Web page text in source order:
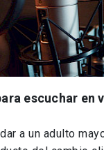
escuchar en
a un adulto